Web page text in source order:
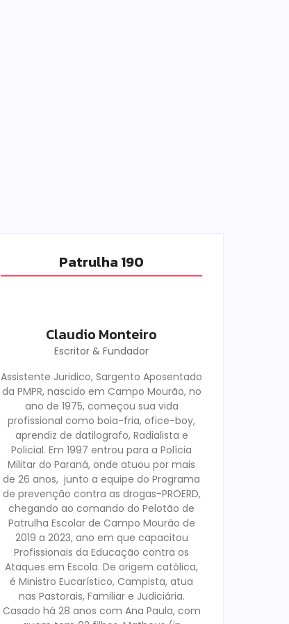
Patrulha 190
Claudio Monteiro
Escritor & Fundador
Assistente Juridico, Sargento Aposentado
da PMPR, nascido em Campo Mourão, no
ano de 1975, começou sua vida
profissional como boia-fria, ofice-boy,
aprendiz de datilografo, Radialista e
Policial. Em 1997 entrou para a Polícia
Militar do Paraná, onde atuou por mais
de 26 anos, junto a equipe do Programa
de prevenção contra as drogas-PROERD,
chegando ao comando do Pelotão de
Patrulha Escolar de Campo Mourão de
2019 a 2023, ano em que capacitou
Profissionais da Educação contra os
Ataques em Escola. De origem católica,
é Ministro Eucarístico, Campista, atua
nas Pastorais, Familiar e Judiciária.
Casado há 28 anos com Ana Paula, com